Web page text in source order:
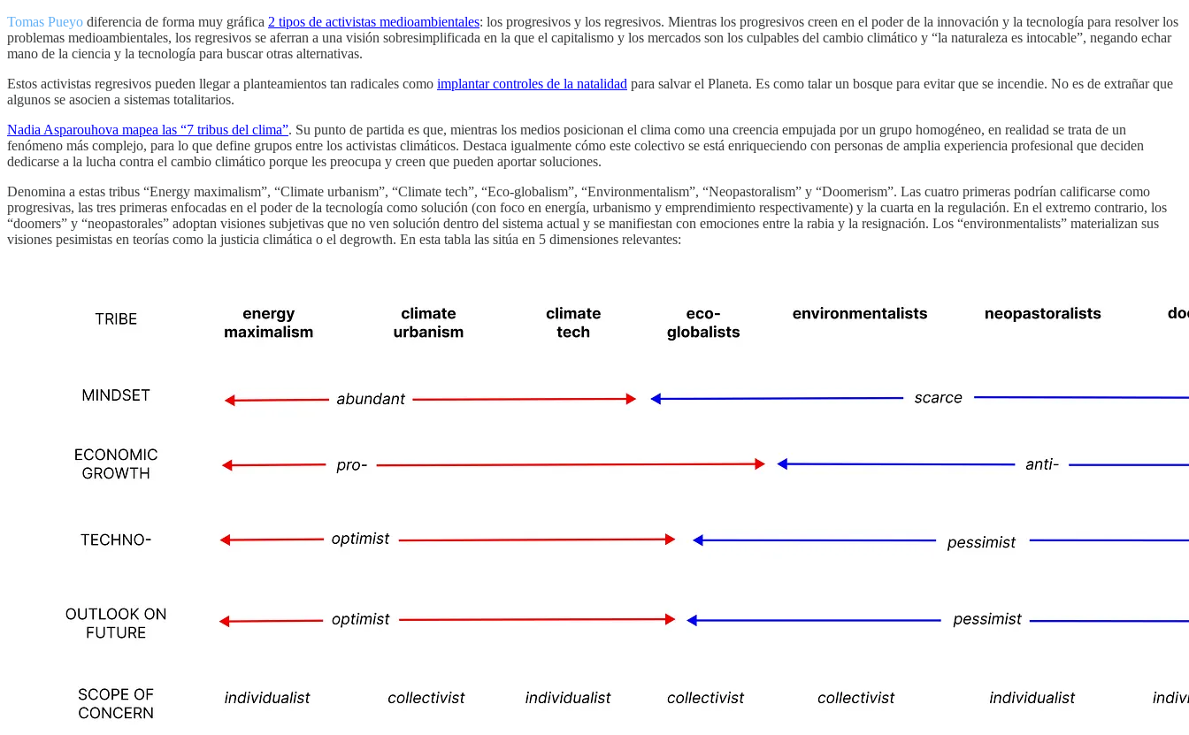
Tomas Pueyo diferencia de forma muy gráfica 2 tipos de activistas medioambientales: los progresivos y los regresivos. Mientras los progresivos creen en el poder de la innovación y la tecnología para resolver los
problemas medioambientales, los regresivos se aferran a una visión sobresimplificada en la que el capitalismo y los mercados son los culpables del cambio climático y “la naturaleza es intocable”, negando echar
mano de la ciencia y la tecnología para buscar otras alternativas.
Estos activistas regresivos pueden llegar a planteamientos tan radicales como implantar controles de la natalidad para salvar el Planeta. Es como talar un bosque para evitar que se incendie. No es de extrañar que
algunos se asocien a sistemas totalitarios.
Nadia Asparouhova mapea las “7 tribus del clima”. Su punto de partida es que, mientras los medios posicionan el clima como una creencia empujada por un grupo homogéneo, en realidad se trata de un
fenómeno más complejo, para lo que define grupos entre los activistas climáticos. Destaca igualmente cómo este colectivo se está enriqueciendo con personas de amplia experiencia profesional que deciden
dedicarse a la lucha contra el cambio climático porque les preocupa y creen que pueden aportar soluciones.
Denomina a estas tribus “Energy maximalism”, “Climate urbanism”, “Climate tech”, “Eco-globalism”, “Environmentalism”, “Neopastoralism” y “Doomerism”. Las cuatro primeras podrían calificarse como
progresivas, las tres primeras enfocadas en el poder de la tecnología como solución (con foco en energía, urbanismo y emprendimiento respectivamente) y la cuarta en la regulación. En el extremo contrario, los
“doomers” y “neopastorales” adoptan visiones subjetivas que no ven solución dentro del sistema actual y se manifiestan con emociones entre la rabia y la resignación. Los “environmentalists” materializan sus
visiones pesimistas en teorías como la justicia climática o el degrowth. En esta tabla las sitúa en 5 dimensiones relevantes: